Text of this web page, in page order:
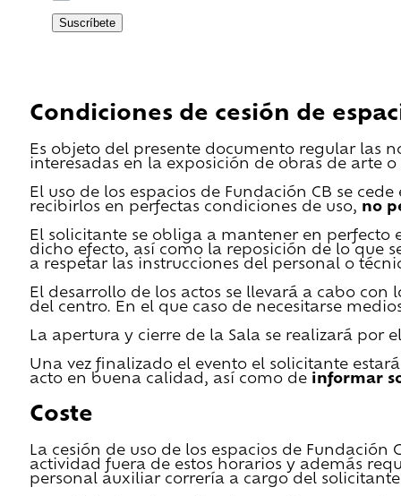
Suscríbete
Condiciones de cesión de
Es objeto del presente documento regular las
interesadas en la exposición de obras de arte
El uso de los espacios de Fundación CB se
recibirlos en perfectas condiciones de uso, no
El solicitante se obliga a mantener en perfecto
dicho efecto, así como la reposición de lo que
a respetar las instrucciones del personal o
El desarrollo de los actos se llevará a cabo
del centro. En el que caso de necesitarse
La apertura y cierre de la Sala se realizará por
Una vez finalizado el evento el solicitante
acto en buena calidad, así como de informar
Coste
La cesión de uso de los espacios de
actividad fuera de estos horarios y además
personal auxiliar correría a cargo del